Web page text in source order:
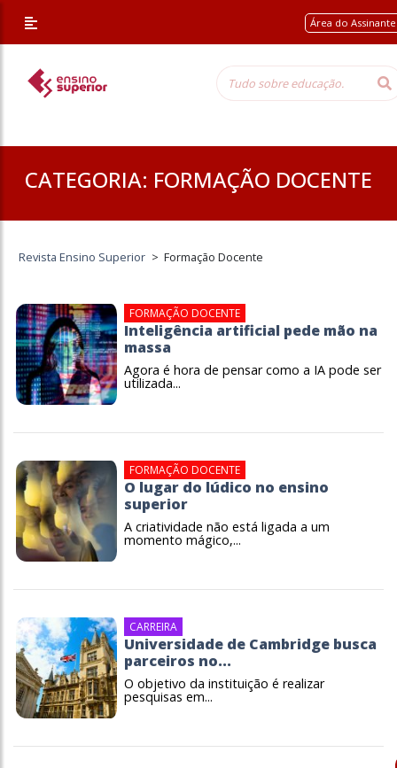
/* Altera a margem superior apenas nessa página */
Área do
CATEGORIA: FORMAÇÃO DOCENTE
Revista Ensino Superior > Formação Docente
FORMAÇÃO DOCENTE
Inteligência artificial pede mão na
massa
Agora é hora de pensar como a IA pode ser
utilizada...
FORMAÇÃO DOCENTE
O lugar do lúdico no ensino
superior
A criatividade não está ligada a um
momento mágico,...
CARREIRA
Universidade de Cambridge busca
parceiros no...
O objetivo da instituição é realizar
pesquisas em...